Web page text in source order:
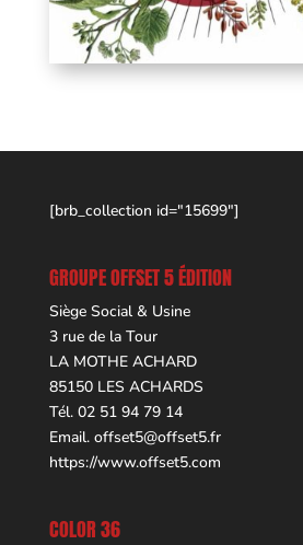
[brb_collection id="15699"]
GROUPE OFFSET 5 ÉDITION
Siège Social & Usine
3 rue de la Tour
LA MOTHE ACHARD
85150 LES ACHARDS
Tél. 02 51 94 79 14
Email. offset5@offset5.fr
https://www.offset5.com
COLOR 36